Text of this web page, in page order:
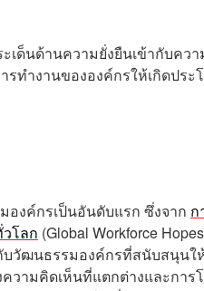
เด็นด้านความยั่งยืนเข้ากับคว
ทำงานขององค์กรให้เกิดประ
องค์กรเป็นอันดับแรก ซึ่งจาก ก
โลก (Global Workforce
บวัฒนธรรมองค์กรที่สนับสนุนใ
วามคิดเห็นที่แตกต่างและการ